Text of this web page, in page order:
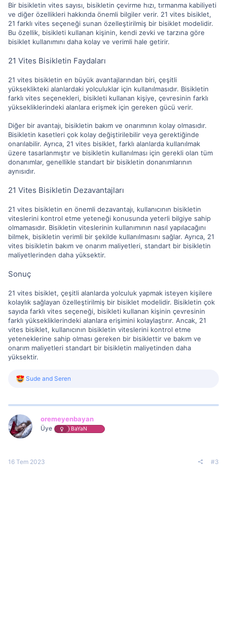
Bir bisikletin vites sayısı, bisikletin çevirme hızı, tırmanma kabiliyeti
ve diğer özellikleri hakkında önemli bilgiler verir. 21 vites bisiklet,
21 farklı vites seçeneği sunan özelleştirilmiş bir bisiklet modelidir.
Bu özellik, bisikleti kullanan kişinin, kendi zevki ve tarzına göre
bisiklet kullanımını daha kolay ve verimli hale getirir.
21 Vites Bisikletin Faydaları
21 vites bisikletin en büyük avantajlarından biri, çeşitli
yükseklikteki alanlardaki yolculuklar için kullanılmasıdır. Bisikletin
farklı vites seçenekleri, bisikleti kullanan kişiye, çevresinin farklı
yüksekliklerindeki alanlara erişmek için gereken gücü verir.
Diğer bir avantajı, bisikletin bakım ve onarımının kolay olmasıdır.
Bisikletin kasetleri çok kolay değiştirilebilir veya gerektiğinde
onarılabilir. Ayrıca, 21 vites bisiklet, farklı alanlarda kullanılmak
üzere tasarlanmıştır ve bisikletin kullanılması için gerekli olan tüm
donanımlar, genellikle standart bir bisikletin donanımlarının
aynısıdır.
21 Vites Bisikletin Dezavantajları
21 vites bisikletin en önemli dezavantajı, kullanıcının bisikletin
viteslerini kontrol etme yeteneği konusunda yeterli bilgiye sahip
olmamasıdır. Bisikletin viteslerinin kullanımının nasıl yapılacağını
bilmek, bisikletin verimli bir şekilde kullanılmasını sağlar. Ayrıca, 21
vites bisikletin bakım ve onarım maliyetleri, standart bir bisikletin
maliyetlerinden daha yüksektir.
Sonuç
21 vites bisiklet, çeşitli alanlarda yolculuk yapmak isteyen kişilere
kolaylık sağlayan özelleştirilmiş bir bisiklet modelidir. Bisikletin çok
sayıda farklı vites seçeneği, bisikleti kullanan kişinin çevresinin
farklı yüksekliklerindeki alanlara erişimini kolaylaştırır. Ancak, 21
vites bisiklet, kullanıcının bisikletin viteslerini kontrol etme
yeteneklerine sahip olması gereken bir bisiklettir ve bakım ve
onarım maliyetleri standart bir bisikletin maliyetinden daha
yüksektir.
R
i
o
n
Sude and Seren
oremeyenbayan
Üye BaYaN
16 Tem 2023 #3